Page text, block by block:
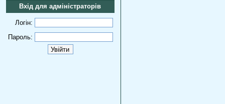
Вхід для адміністраторів
Логін:
Пароль: